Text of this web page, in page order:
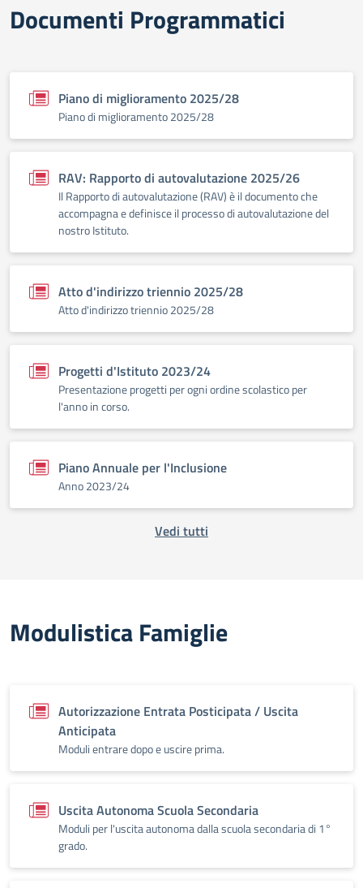
Documenti Programmatici
Piano di miglioramento 2025/28
Piano di miglioramento 2025/28
RAV: Rapporto di autovalutazione 2025/26
Il Rapporto di autovalutazione (RAV) è il documento che
accompagna e definisce il processo di autovalutazione del
nostro Istituto.
Atto d'indirizzo triennio 2025/28
Atto d'indirizzo triennio 2025/28
Progetti d'Istituto 2023/24
Presentazione progetti per ogni ordine scolastico per
l'anno in corso.
Piano Annuale per l'Inclusione
Anno 2023/24
Vedi tutti
Modulistica Famiglie
Autorizzazione Entrata Posticipata / Uscita
Anticipata
Moduli entrare dopo e uscire prima.
Uscita Autonoma Scuola Secondaria
Moduli per l'uscita autonoma dalla scuola secondaria di 1°
grado.